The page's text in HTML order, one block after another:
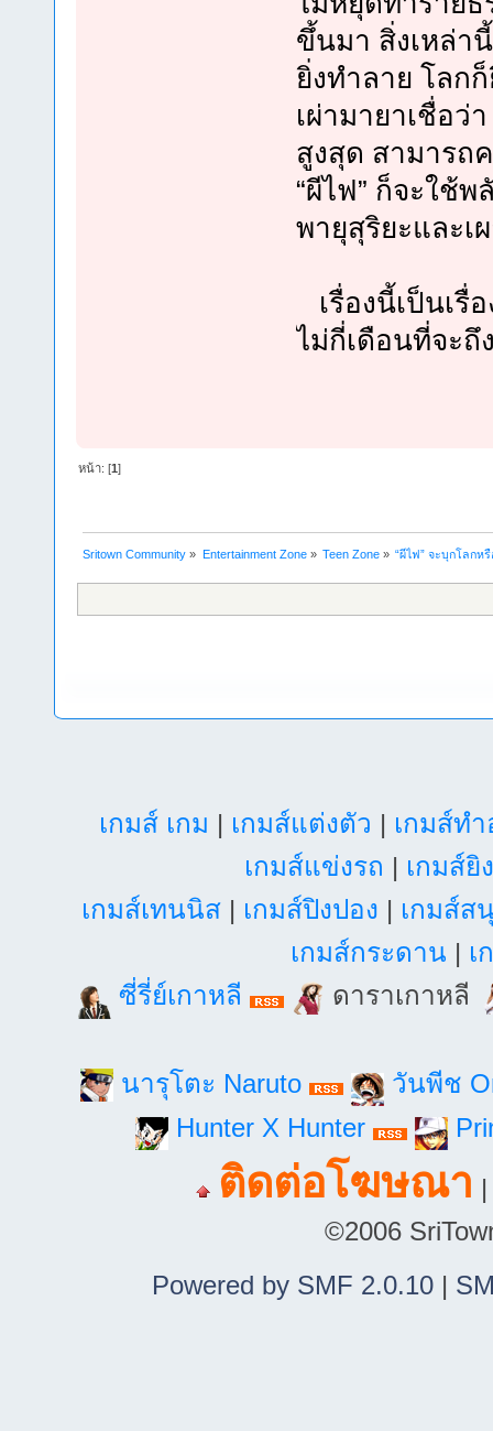
ขึ้นมา สิ่งเหล่า
ยิ่งทำลาย โลก
เผ่ามายาเชื่อว่
สูงสุด สามารถ
“ผีไฟ” ก็จะใช้
พายุสุริยะและเ
เรื่องนี้เป็นเรื่
ไม่กี่เดือนที่จะถึ
หน้า: [1]
Sritown Community » Entertainment Zone» Teen Zone» “ผีไฟ” จะบุกโลกห
เกมส์ เกม | เกมส์แต่งตัว | เกมส์ท
เกมส์แข่งรถ | เกมส์ยิ
เกมส์เทนนิส| เกมส์ปิงปอง | เกมส์ส
เกมส์กระดาน | เ
ซี่รี่ย์เกาหลี
ดาราเกาหลี
นารุโตะ Naruto
วันพีช
Hunter X Hunter
ติดต่อโฆษณา
©2006
Powered by SMF 2.0.10|